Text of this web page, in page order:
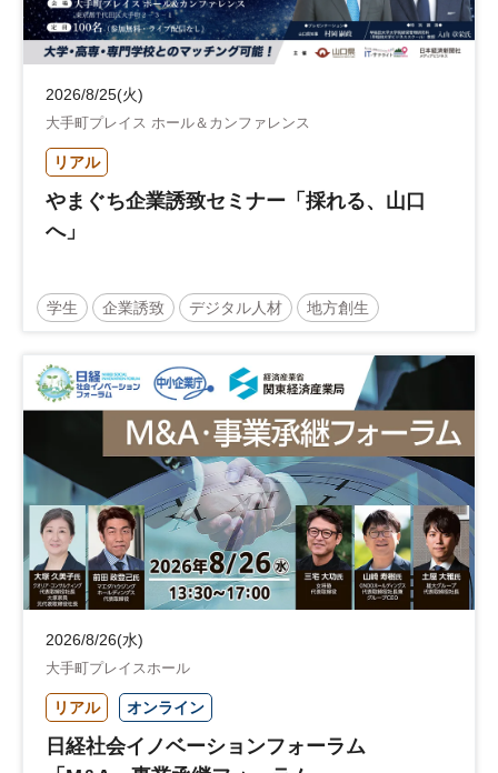
2026/8/25(火)
大手町プレイス ホール＆カンファレンス
リアル
やまぐち企業誘致セミナー「採れる、山口
へ」
学生 企業誘致 デジタル人材 地方創生
地域活性化 自治体
2026/8/26(水)
大手町プレイスホール
リアル オンライン
日経社会イノベーションフォーラム